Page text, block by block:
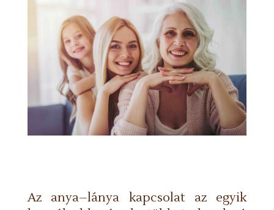
Az anya–lánya kapcsolat az egyik